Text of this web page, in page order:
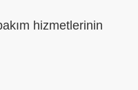
hizmetlerinin